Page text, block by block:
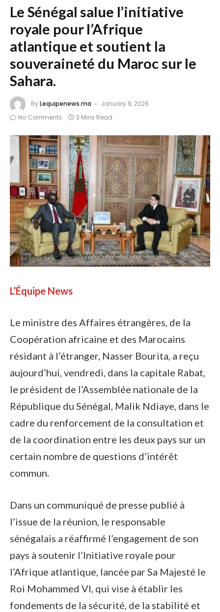
Le Sénégal salue l’initiative
royale pour l’Afrique
atlantique et soutient la
souveraineté du Maroc sur le
Sahara.
ByLequipenews.ma
January 9, 2026
No Comments
3 Mins Read
L’Équipe News
Le ministre des Affaires étrangères, de la
Coopération africaine et des Marocains
résidant à l’étranger, Nasser Bourita, a reçu
aujourd’hui, vendredi, dans la capitale Rabat,
le président de l’Assemblée nationale de la
République du Sénégal, Malik Ndiaye, dans le
cadre du renforcement de la consultation et
de la coordination entre les deux pays sur un
certain nombre de questions d’intérêt
commun.
Dans un communiqué de presse publié à
l’issue de la réunion, le responsable
sénégalais a réaffirmé l’engagement de son
pays à soutenir l’Initiative royale pour
l’Afrique atlantique, lancée par Sa Majesté le
Roi Mohammed VI, qui vise à établir les
fondements de la sécurité, de la stabilité et